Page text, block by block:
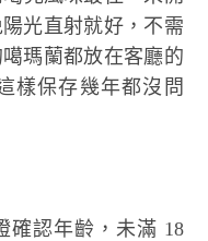
光直射就好，不需
瑪蘭都放在客廳的
樣保存幾年都沒問
確認年齡，未滿 18